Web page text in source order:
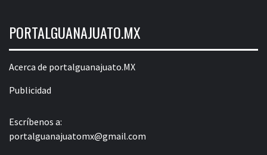
PORTALGUANAJUATO.MX
Acerca de portalguanajuato.MX
Publicidad
Escríbenos a:
portalguanajuatomx@gmail.com